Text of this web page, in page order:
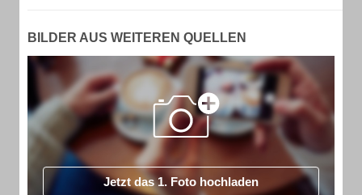
BILDER AUS WEITEREN QUELLEN
Jetzt das 1. Foto hochladen